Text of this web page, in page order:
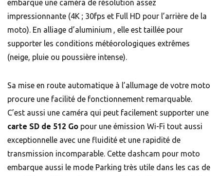
embarque une caméra de résolution assez
impressionnante (4K ; 30fps et Full HD pour l’arrière de la
moto). En alliage d’aluminium , elle est taillée pour
supporter les conditions météorologiques extrêmes
(neige, pluie ou poussière intense).
Sa mise en route automatique à l’allumage de votre moto
procure une facilité de fonctionnement remarquable.
C’est aussi une caméra qui peut facilement supporter une
carte SD de 512 Go pour une émission Wi-Fi tout aussi
exceptionnelle avec une fluidité et une rapidité de
transmission incomparable. Cette dashcam pour moto
embarque aussi le mode Parking très utile dans les cas de